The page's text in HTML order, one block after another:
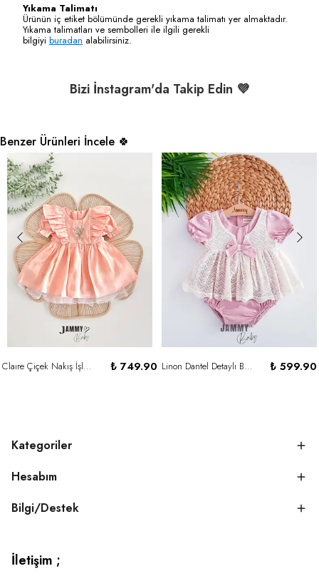
Yıkama Talimatı
Ürünün iç etiket bölümünde gerekli yıkama talimatı yer almaktadır.
Yıkama talimatları ve sembolleri ile ilgili gerekli
bilgiyi buradan alabilirsiniz.
Bizi İnstagram'da Takip Edin 💜
Benzer Ürünleri İncele 🍀
Claıre Çiçek Nakış İşlemeli Elbise - SOMON ₺ 749.90 Linon Dantel Detaylı Bodysuit Elbise-GÜL KURUSU ₺ 599.90
Kategoriler
Hesabım
Bilgi/Destek
İletişim ;